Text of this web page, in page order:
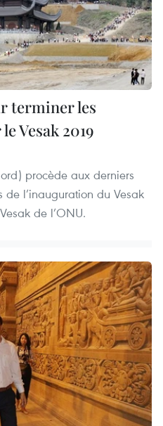
terminer les
Vesak 2019
procède aux derniers
l’inauguration du Vesak
de l’ONU.